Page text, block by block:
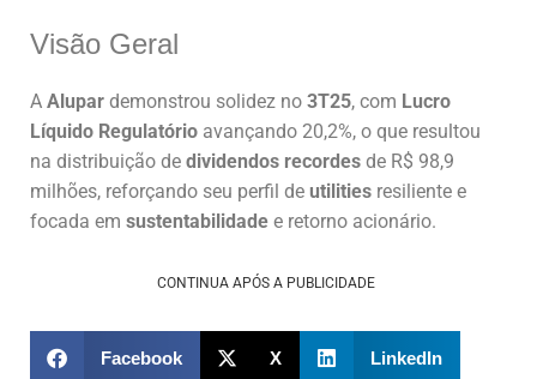
Visão Geral
A Alupar demonstrou solidez no 3T25, com Lucro
Líquido Regulatório avançando 20,2%, o que resultou
na distribuição de dividendos recordes de R$ 98,9
milhões, reforçando seu perfil de utilities resiliente e
focada em sustentabilidade e retorno acionário.
CONTINUA APÓS A PUBLICIDADE
Facebook X LinkedIn